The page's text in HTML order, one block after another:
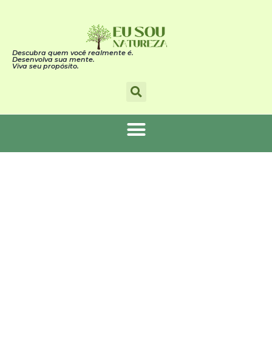
Descubra quem você realmente é.
Desenvolva sua mente.
Viva seu propósito.